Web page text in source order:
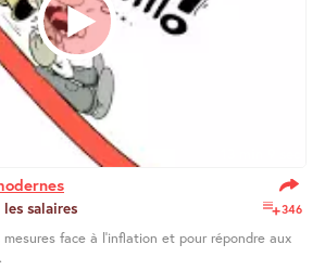
346
salaires
face à l’inflation et pour répondre aux